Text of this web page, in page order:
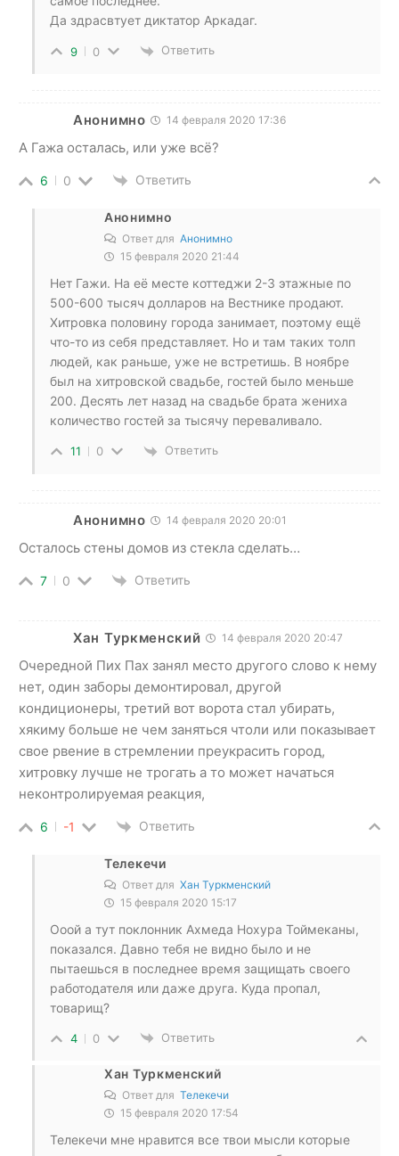
Да здрасвтует диктатор Аркадаг.
9 0 Ответить
Анонимно 14 февраля 2020 17:36
А Гажа осталась, или уже всё?
6 0 Ответить
Анонимно
Ответ для Анонимно
15 февраля 2020 21:44
Нет Гажи. На её месте коттеджи 2-3 этажные по
500-600 тысяч долларов на Вестнике продают.
Хитровка половину города занимает, поэтому ещё
что-то из себя представляет. Но и там таких толп
людей, как раньше, уже не встретишь. В ноябре
был на хитровской свадьбе, гостей было меньше
200. Десять лет назад на свадьбе брата жениха
количество гостей за тысячу переваливало.
11 0 Ответить
Анонимно 14 февраля 2020 20:01
Осталось стены домов из стекла сделать…
7 0 Ответить
Хан Туркменский 14 февраля 2020 20:47
Очередной Пих Пах занял место другого слово к нему
нет, один заборы демонтировал, другой
кондиционеры, третий вот ворота стал убирать,
хякиму больше не чем заняться чтоли или показывает
свое рвение в стремлении преукрасить город,
хитровку лучше не трогать а то может начаться
неконтролируемая реакция,
6 -1 Ответить
Телекечи
Ответ для Хан Туркменский
15 февраля 2020 15:17
Ооой а тут поклонник Ахмеда Нохура Тоймеканы,
показался. Давно тебя не видно было и не
пытаешься в последнее время защищать своего
работодателя или даже друга. Куда пропал,
товарищ?
4 0 Ответить
Хан Туркменский
Ответ для Телекечи
15 февраля 2020 17:54
Телекечи мне нравится все твои мысли которые